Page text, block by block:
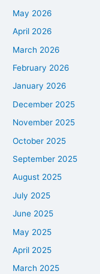
May 2026
April 2026
March 2026
February 2026
January 2026
December 2025
November 2025
October 2025
September 2025
August 2025
July 2025
June 2025
May 2025
April 2025
March 2025